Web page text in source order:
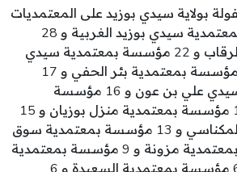
بولاية سيدي بوزيد على المعتمديات
كالآتي: 83 مؤسسة بمعتمدية سيدي بوزيد الغربية و 28
مؤسسة بمعتمدية الرقاب و 22 مؤسسة بمعتمدية سيدي
بوزيد الشرقية و 18 مؤسسة بمعتمدية بئر الحفي و 17
مؤسسة بمعتمدية سيدي علي بن عون و 16 مؤسسة
بمعتمدية جلمة و 16 مؤسسة بمعتمدية منزل بوزيان و 15
مؤسسة بمعتمدية المكناسي و 13 مؤسسة بمعتمدية سوق
جديد و 12 مؤسسة بمعتمدية مزونة و 9 مؤسسة بمعتمدية